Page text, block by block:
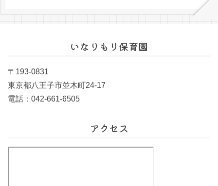
いなりもり保育園
〒193-0831
東京都八王子市並木町24-17
電話：042-661-6505
アクセス